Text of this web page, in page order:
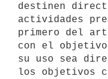
destinen
actividades
primero del
con el
su uso sea
los objetivos